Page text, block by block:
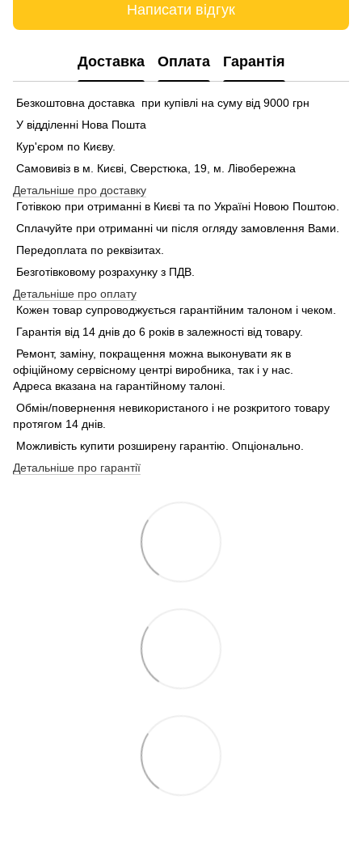
Написати відгук
Доставка Оплата Гарантія
Безкоштовна доставка при купівлі на суму від 9000 грн
У відділенні Нова Пошта
Кур'єром по Києву.
Самовивіз в м. Києві, Сверстюка, 19, м. Лівобережна
Детальніше про доставку
Готівкою при отриманні в Києві та по Україні Новою Поштою.
Сплачуйте при отриманні чи після огляду замовлення Вами.
Передоплата по реквізитах.
Безготівковому розрахунку з ПДВ.
Детальніше про оплату
Кожен товар супроводжується гарантійним талоном і чеком.
Гарантія від 14 днів до 6 років в залежності від товару.
Ремонт, заміну, покращення можна выконувати як в
офіційному сервісному центрі виробника, так і у нас.
Адреса вказана на гарантійному талоні.
Обмін/повернення невикористаного і не розкритого товару
протягом 14 днів.
Можливість купити розширену гарантію. Опціонально.
Детальніше про гарантії